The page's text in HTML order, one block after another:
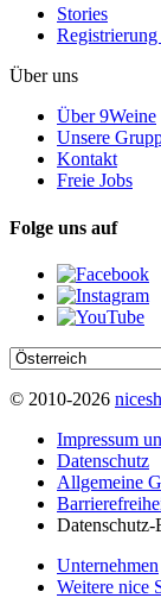
Stories
Über uns
Über 9Weine
Unsere
Kontakt
Freie Jobs
Folge uns auf
© 2010-2026
Impressum
Datenschutz
Allgemeine
Datenschutz-
Unternehmen
Weitere nice